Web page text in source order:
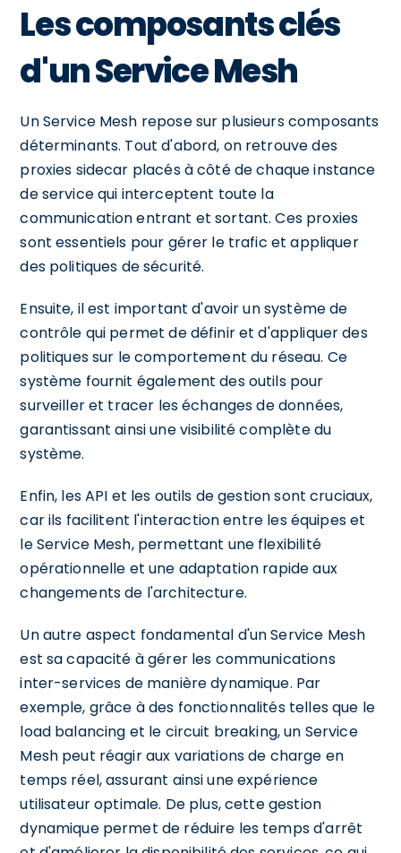
Les composants clés
d'un Service Mesh
Un Service Mesh repose sur plusieurs composants
déterminants. Tout d'abord, on retrouve des
proxies sidecar placés à côté de chaque instance
de service qui interceptent toute la
communication entrant et sortant. Ces proxies
sont essentiels pour gérer le trafic et appliquer
des politiques de sécurité.
Ensuite, il est important d'avoir un système de
contrôle qui permet de définir et d'appliquer des
politiques sur le comportement du réseau. Ce
système fournit également des outils pour
surveiller et tracer les échanges de données,
garantissant ainsi une visibilité complète du
système.
Enfin, les API et les outils de gestion sont cruciaux,
car ils facilitent l'interaction entre les équipes et
le Service Mesh, permettant une flexibilité
opérationnelle et une adaptation rapide aux
changements de l'architecture.
Un autre aspect fondamental d'un Service Mesh
est sa capacité à gérer les communications
inter-services de manière dynamique. Par
exemple, grâce à des fonctionnalités telles que le
load balancing et le circuit breaking, un Service
Mesh peut réagir aux variations de charge en
temps réel, assurant ainsi une expérience
utilisateur optimale. De plus, cette gestion
dynamique permet de réduire les temps d'arrêt